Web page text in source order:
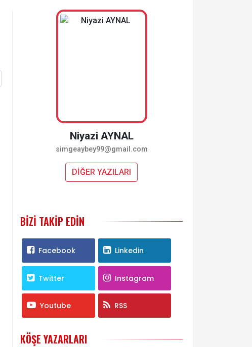
Niyazi AYNAL
simgeaybey99@gmail.com
DİĞER YAZILARI
BIZI TAKIP EDIN
Facebook Linkedin
Twitter Instagram
Youtube RSS
KÖŞE YAZARLARI